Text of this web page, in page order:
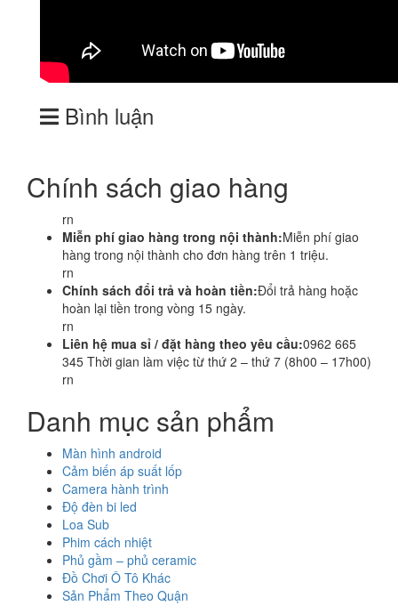
Bình luận
Chính sách giao hàng
rn
Miễn phí giao hàng trong nội thành:Miễn phí giao
hàng trong nội thành cho đơn hàng trên 1 triệu.
rn
Chính sách đổi trả và hoàn tiền:Đổi trả hàng hoặc
hoàn lại tiền trong vòng 15 ngày.
rn
Liên hệ mua sỉ / đặt hàng theo yêu cầu:0962 665
345 Thời gian làm việc từ thứ 2 – thứ 7 (8h00 – 17h00)
rn
Danh mục sản phẩm
Màn hình android
Cảm biến áp suất lốp
Camera hành trình
Độ đèn bi led
Loa Sub
Phim cách nhiệt
Phủ gầm – phủ ceramic
Đồ Chơi Ô Tô Khác
Sản Phẩm Theo Quận